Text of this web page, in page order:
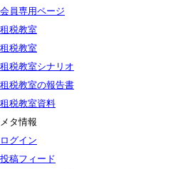
会員専用ページ
租税教室
租税教室
租税教室シナリオ
租税教室の報告書
租税教室資料
メタ情報
ログイン
投稿フィード